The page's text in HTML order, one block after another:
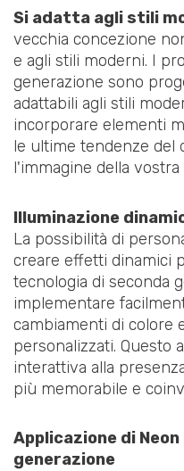
Si adatta agli stili
vecchia concezione
e agli stili moderni. I
generazione sono
adattabili agli stili
incorporare elementi
le ultime tendenze del
l'immagine della
Illuminazione
La possibilità di
creare effetti dinamici
tecnologia di seconda
implementare
cambiamenti di colore
personalizzati. Questo
interattiva alla
più memorabile e
Applicazione di
generazione